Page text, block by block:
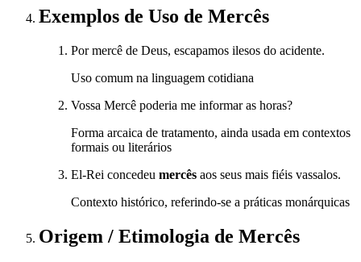
Exemplos de Uso de Mercês
Por mercê de Deus, escapamos ilesos do acidente.
Uso comum na linguagem cotidiana
Vossa Mercê poderia me informar as horas?
Forma arcaica de tratamento, ainda usada em contextos
formais ou literários
El-Rei concedeu mercês aos seus mais fiéis vassalos.
Contexto histórico, referindo-se a práticas monárquicas
Origem / Etimologia de Mercês